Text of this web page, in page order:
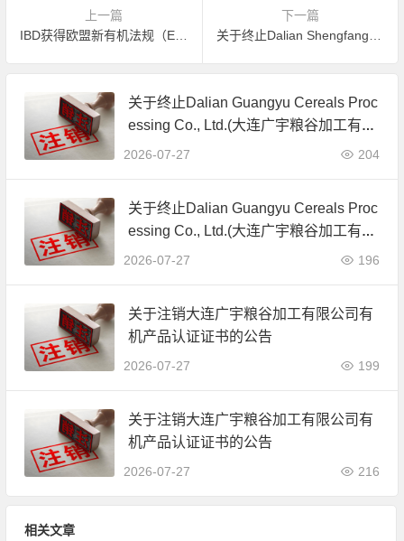
上一篇
IBD获得欧盟新有机法规（EU）2018/848批准资格
下一篇
关于终止Dalian Guangyu Cereals Proc
essing Co., Ltd.(大连广宇粮谷加工有限
公司)JAS有机产品认证证书的公告
2026-07-27 204
关于终止Dalian Guangyu Cereals Proc
essing Co., Ltd.(大连广宇粮谷加工有限
公司)JAS有机产品认证证书的公告
2026-07-27 196
关于注销大连广宇粮谷加工有限公司有
机产品认证证书的公告
2026-07-27 199
关于注销大连广宇粮谷加工有限公司有
机产品认证证书的公告
2026-07-27 216
相关文章